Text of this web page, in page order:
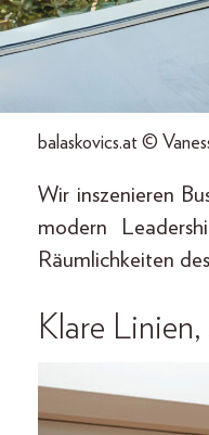
balaskovics.at ©
Wir inszenieren
modern
Räumlichkeiten
Klare